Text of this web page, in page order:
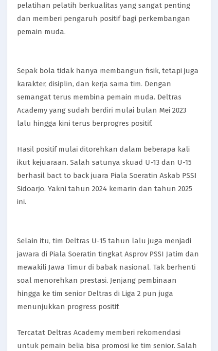
pelatihan pelatih berkualitas yang sangat penting
dan memberi pengaruh positif bagi perkembangan
pemain muda.
Sepak bola tidak hanya membangun fisik, tetapi juga
karakter, disiplin, dan kerja sama tim. Dengan
semangat terus membina pemain muda. Deltras
Academy yang sudah berdiri mulai bulan Mei 2023
lalu hingga kini terus berprogres positif.
Hasil positif mulai ditorehkan dalam beberapa kali
ikut kejuaraan. Salah satunya skuad U-13 dan U-15
berhasil bact to back juara Piala Soeratin Askab PSSI
Sidoarjo. Yakni tahun 2024 kemarin dan tahun 2025
ini.
Selain itu, tim Deltras U-15 tahun lalu juga menjadi
jawara di Piala Soeratin tingkat Asprov PSSI Jatim dan
mewakili Jawa Timur di babak nasional. Tak berhenti
soal menorehkan prestasi. Jenjang pembinaan
hingga ke tim senior Deltras di Liga 2 pun juga
menunjukkan progress positif.
Tercatat Deltras Academy memberi rekomendasi
untuk pemain belia bisa promosi ke tim senior. Salah